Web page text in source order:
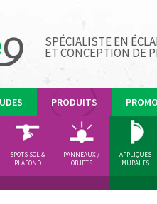
SPÉCIALISTE EN
ET CONCEPTION DE
PRODUITS
SPOTS SOL &
PLAFOND
PANNEAUX /
OBJETS
APPLIQUES
MURALES